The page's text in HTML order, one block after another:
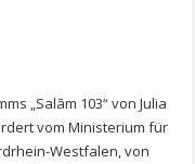
„Salām 103“ von Julia
vom Ministerium für
Westfalen, von